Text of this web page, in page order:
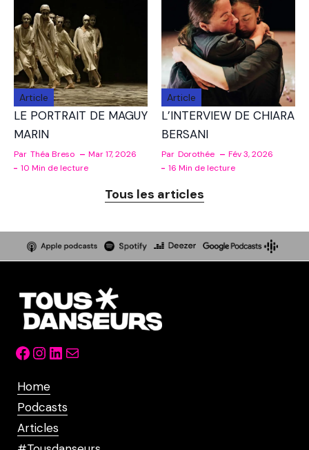
Article
LE PORTRAIT DE MAGUY
MARIN
Par Théa Breso
Mar 17, 2026
10 Min de lecture
Article
L’INTERVIEW DE CHIARA
BERSANI
Par Dorothée
Fév 3, 2026
16 Min de lecture
Tous les articles
Facebook
Instagram
LinkedIn
Mail
Home
Podcasts
Articles